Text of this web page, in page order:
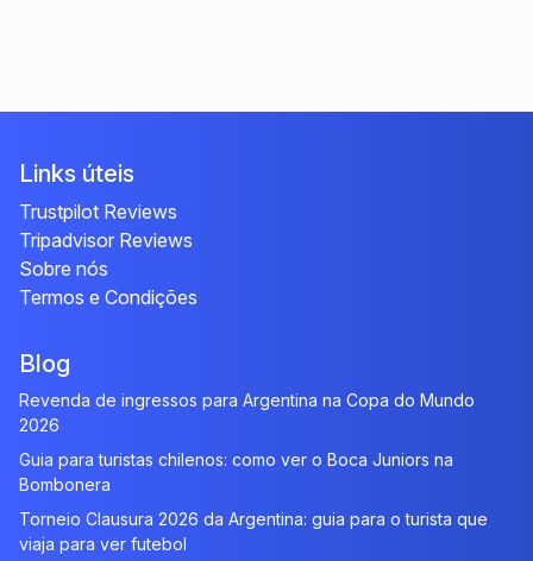
Links úteis
Trustpilot Reviews
Tripadvisor Reviews
Sobre nós
Termos e Condições
Blog
Revenda de ingressos para Argentina na Copa do Mundo
2026
Guia para turistas chilenos: como ver o Boca Juniors na
Bombonera
Torneio Clausura 2026 da Argentina: guia para o turista que
viaja para ver futebol